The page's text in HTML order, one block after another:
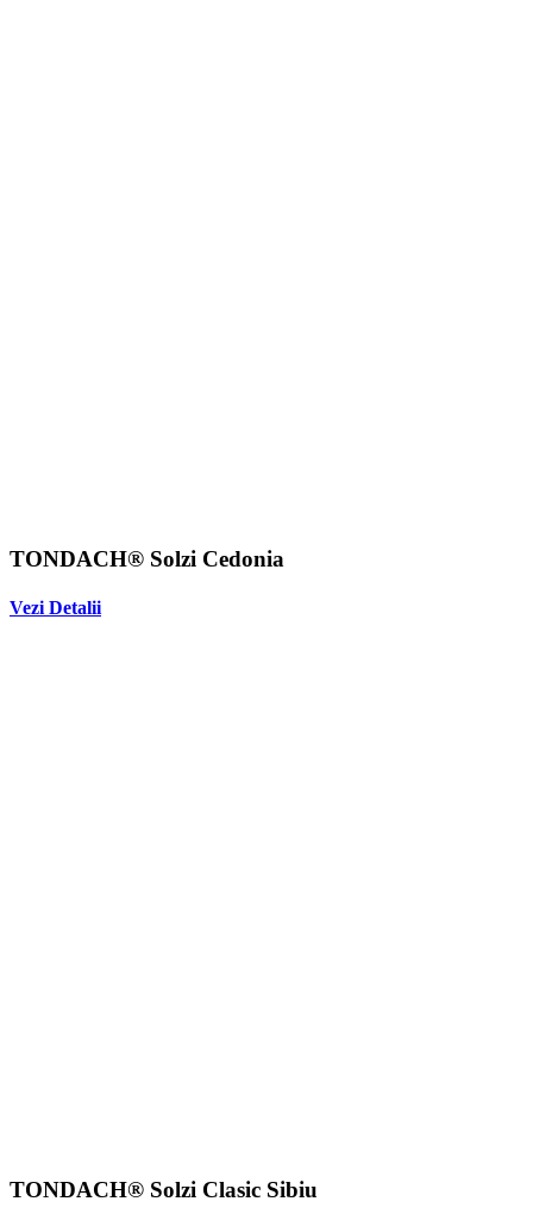
TONDACH® Solzi Cedonia
Vezi Detalii
TONDACH® Solzi Clasic Sibiu